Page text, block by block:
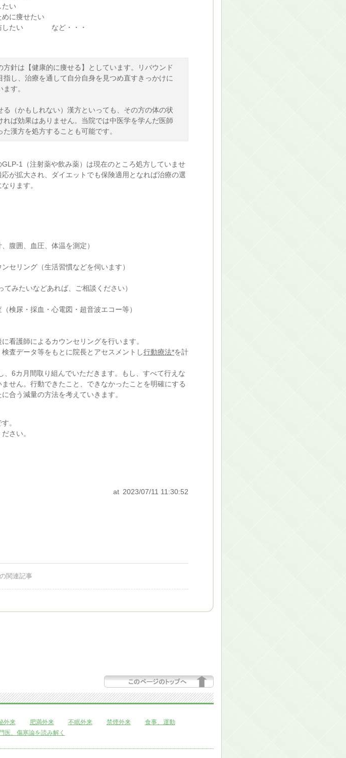
たい
めに痩せたい
防したい など・・・
方針は【健康的に痩せる】としています。リバウンド
指し、治療を通して自分自身を見つめ直すきっかけに
す。
る（かもしれない）漢方といっても、その方の体の状
れば効果はありません。当院では中医学を学んだ医師
た漢方を処方することも可能です。
1（注射薬や飲み薬）は現在のところ処方していませ
が拡大され、ダイエットでも保険適用となれば治療の選
ります。
腹囲、血圧、体温を測定）
セリング（生活習慣などを伺います）
みたいなどあれば、ご相談ください）
検尿・採血・心電図・超音波エコー等）
看護師によるカウンセリングを行います。
査データ等をもとに院長とアセスメントし行動療法*を計
、6カ月間取り組んでいただきます。もし、すべて行えな
せん。行動できたこと、できなかったことを明確にする
合う減量の方法を考えていきます。
。
さい。
at 2023/07/11 11:30:52
関連記事
外来 肥満外来 不眠外来 禁煙外来
食事、運動
医、傷寒論を読み解く